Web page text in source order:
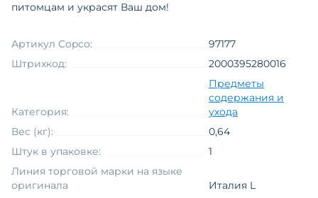
питомцам и украсят Ваш дом!
Артикул Copco:
97177
Штрихкод:
2000395280016
Категория:
Предметы
содержания и
ухода
Вес (кг):
0,64
Штук в упаковке:
1
Линия торговой марки на языке
оригинала
Италия L